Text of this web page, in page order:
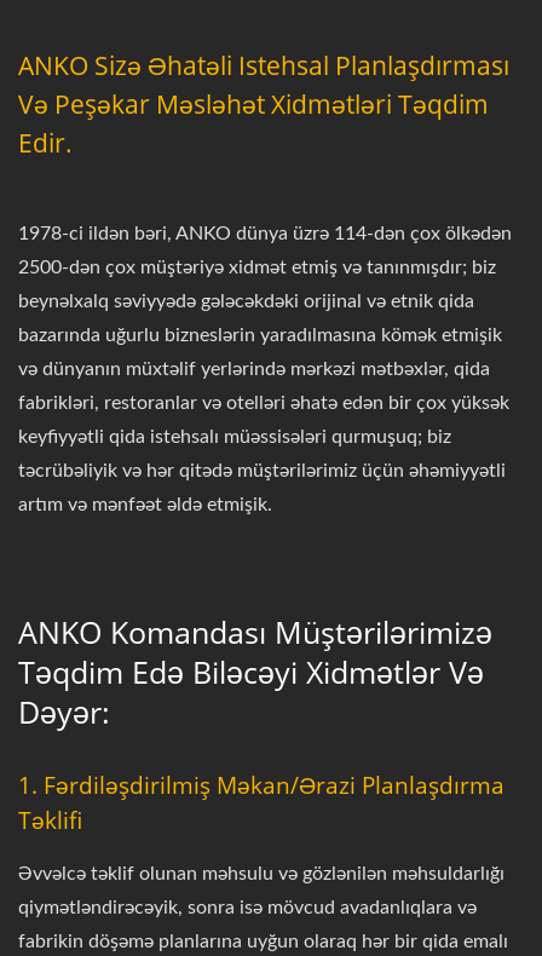
ANKO Sizə Əhatəli Istehsal Planlaşdırması
Və Peşəkar Məsləhət Xidmətləri Təqdim
Edir.
1978-ci ildən bəri, ANKO dünya üzrə 114-dən çox ölkədən
2500-dən çox müştəriyə xidmət etmiş və tanınmışdır; biz
beynəlxalq səviyyədə gələcəkdəki orijinal və etnik qida
bazarında uğurlu bizneslərin yaradılmasına kömək etmişik
və dünyanın müxtəlif yerlərində mərkəzi mətbəxlər, qida
fabrikləri, restoranlar və otelləri əhatə edən bir çox yüksək
keyfiyyətli qida istehsalı müəssisələri qurmuşuq; biz
təcrübəliyik və hər qitədə müştərilərimiz üçün əhəmiyyətli
artım və mənfəət əldə etmişik.
ANKO Komandası Müştərilərimizə
Təqdim Edə Biləcəyi Xidmətlər Və
Dəyər:
1. Fərdiləşdirilmiş Məkan/Ərazi Planlaşdırma
Təklifi
Əvvəlcə təklif olunan məhsulu və gözlənilən məhsuldarlığı
qiymətləndirəcəyik, sonra isə mövcud avadanlıqlara və
fabrikin döşəmə planlarına uyğun olaraq hər bir qida emalı